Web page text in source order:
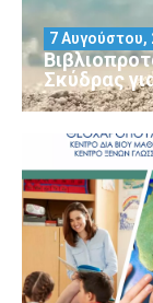
Σκύδρας
7 Αυγούστου,